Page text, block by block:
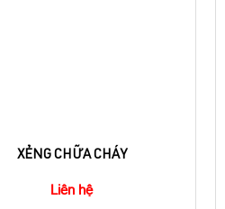
XẺNG CHỮA CHÁY
Liên hệ